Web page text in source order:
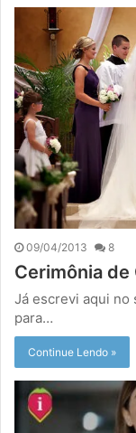
09/04/2013 8
Cerimônia de
Já escrevi aqui no
para…
Continue Lendo »